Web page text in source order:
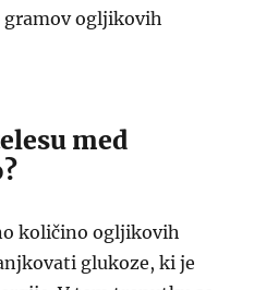
ogljikovih
med
količino ogljikovih
glukoze, ki je